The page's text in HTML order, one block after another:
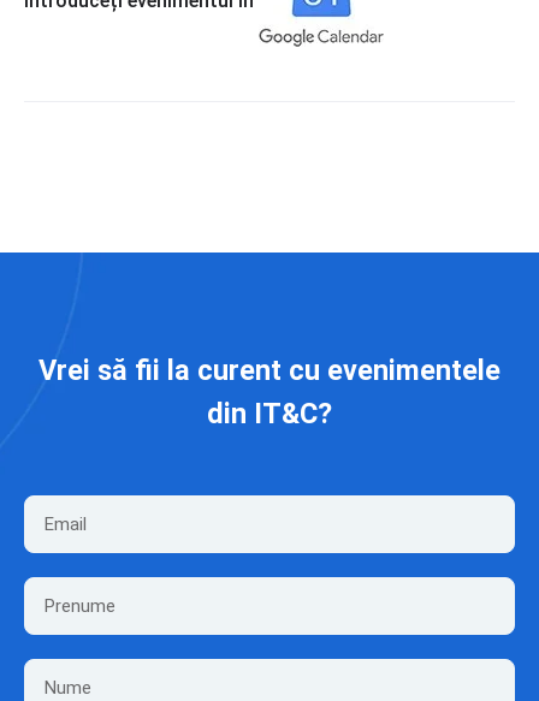
Vrei să fii la curent cu evenimentele
din IT&C?